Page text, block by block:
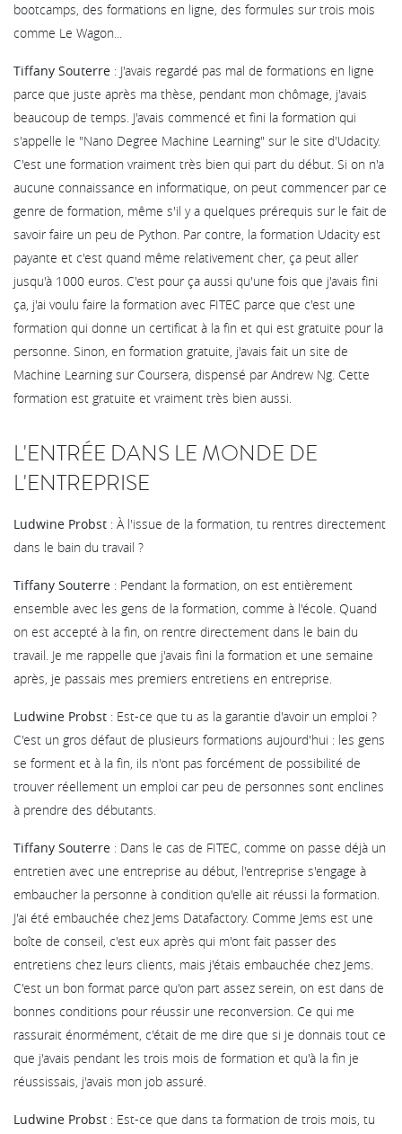
bootcamps, des formations en ligne, des formules sur trois mois
comme Le Wagon...
Tiffany Souterre : J'avais regardé pas mal de formations en ligne
parce que juste après ma thèse, pendant mon chômage, j'avais
beaucoup de temps. J'avais commencé et fini la formation qui
s'appelle le "Nano Degree Machine Learning" sur le site d'Udacity.
C'est une formation vraiment très bien qui part du début. Si on n'a
aucune connaissance en informatique, on peut commencer par ce
genre de formation, même s'il y a quelques prérequis sur le fait de
savoir faire un peu de Python. Par contre, la formation Udacity est
payante et c'est quand même relativement cher, ça peut aller
jusqu'à 1000 euros. C'est pour ça aussi qu'une fois que j'avais fini
ça, j'ai voulu faire la formation avec FITEC parce que c'est une
formation qui donne un certificat à la fin et qui est gratuite pour la
personne. Sinon, en formation gratuite, j'avais fait un site de
Machine Learning sur Coursera, dispensé par Andrew Ng. Cette
formation est gratuite et vraiment très bien aussi.
L'ENTRÉE DANS LE MONDE DE
L'ENTREPRISE
Ludwine Probst : À l'issue de la formation, tu rentres directement
dans le bain du travail ?
Tiffany Souterre : Pendant la formation, on est entièrement
ensemble avec les gens de la formation, comme à l'école. Quand
on est accepté à la fin, on rentre directement dans le bain du
travail. Je me rappelle que j'avais fini la formation et une semaine
après, je passais mes premiers entretiens en entreprise.
Ludwine Probst : Est-ce que tu as la garantie d'avoir un emploi ?
C'est un gros défaut de plusieurs formations aujourd'hui : les gens
se forment et à la fin, ils n'ont pas forcément de possibilité de
trouver réellement un emploi car peu de personnes sont enclines
à prendre des débutants.
Tiffany Souterre : Dans le cas de FITEC, comme on passe déjà un
entretien avec une entreprise au début, l'entreprise s'engage à
embaucher la personne à condition qu'elle ait réussi la formation.
J'ai été embauchée chez Jems Datafactory. Comme Jems est une
boîte de conseil, c'est eux après qui m'ont fait passer des
entretiens chez leurs clients, mais j'étais embauchée chez Jems.
C'est un bon format parce qu'on part assez serein, on est dans de
bonnes conditions pour réussir une reconversion. Ce qui me
rassurait énormément, c'était de me dire que si je donnais tout ce
que j'avais pendant les trois mois de formation et qu'à la fin je
réussissais, j'avais mon job assuré.
Ludwine Probst : Est-ce que dans ta formation de trois mois, tu